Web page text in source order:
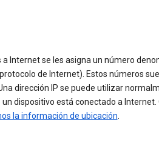
Internet se les asigna un número
de Internet). Estos números
dirección IP se puede utilizar
dispositivo está conectado a Internet.
la información de ubicación.